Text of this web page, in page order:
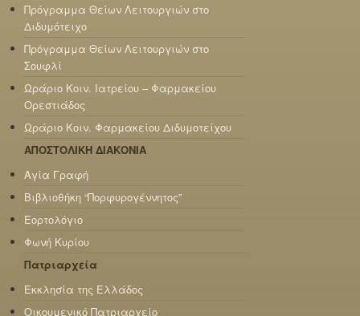
Πρόγραμμα Θείων Λειτουργιών στο
Διδυμότειχο
Πρόγραμμα Θείων Λειτουργιών στο
Σουφλί
Ωράριο Κοιν. Ιατρείου – Φαρμακείου
Ορεστιάδος
Ωράριο Κοιν. Φαρμακείου Διδυμοτείχου
ΑΠΟΣΤΟΛΙΚΗ ΔΙΑΚΟΝΙΑ
Αγία Γραφή
Βιβλιοθήκη “Πορφυρογέννητος”
Εορτολόγιο
Φωνή Κυρίου
Πατριαρχεία
Εκκλησία της Ελλάδος
Οικουμενικό Πατριαρχείο